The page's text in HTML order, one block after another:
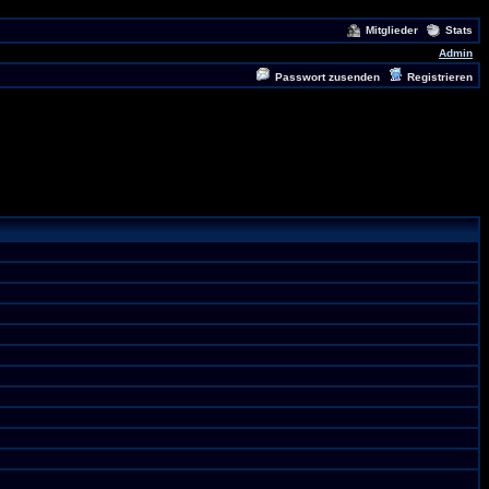
Mitglieder
Stats
Admin
Passwort zusenden Registrieren